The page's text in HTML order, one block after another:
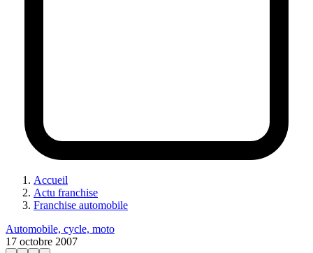
Accueil
Actu franchise
Franchise automobile
Automobile, cycle, moto
17 octobre 2007